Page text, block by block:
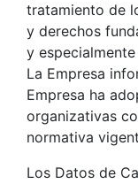
tratamiento de
y derechos
y
La Empresa
Empresa ha
organizativas
normativa
Los Datos de